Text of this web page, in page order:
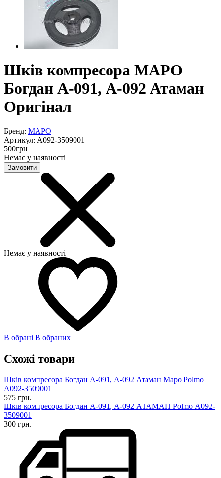
Шків компресора МАРО
Богдан А-091, А-092 Атаман
Оригінал
Бренд: MAPO
Артикул: А092-3509001
500грн
Немає у наявності
Замовити
Немає у наявності
В обрані В обраних
Схожі товари
Шків компресора Богдан А-091, А-092 Атаман Mapo Polmo
А092-3509001
575 грн.
Шків компресора Богдан А-091, А-092 АТАМАН Polmo А092-
3509001
300 грн.